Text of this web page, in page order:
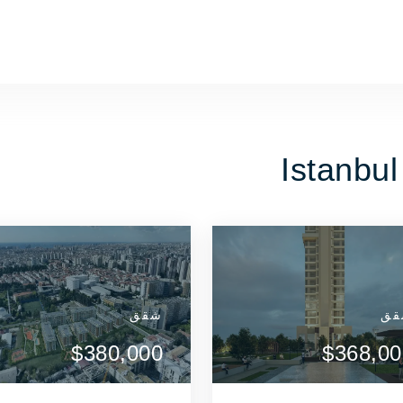
عرض التفاصيل
اتصل بالوكيل
عرض التفاصيل
اتصل بالوكيل
شقق
$380,000
شقق
$380,000
شقق
$665,000
شقق
$665,000